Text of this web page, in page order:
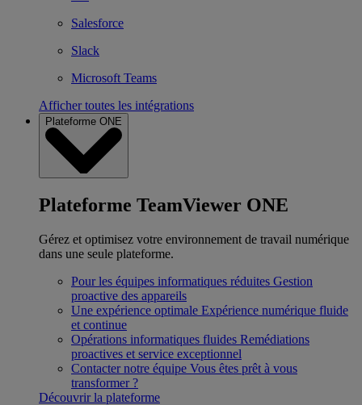
Salesforce
Slack
Microsoft Teams
Afficher toutes les intégrations
Plateforme ONE
Plateforme TeamViewer ONE
Gérez et optimisez votre environnement de travail numérique
dans une seule plateforme.
Pour les équipes informatiques réduites Gestion
proactive des appareils
Une expérience optimale Expérience numérique fluide
et continue
Opérations informatiques fluides Remédiations
proactives et service exceptionnel
Contacter notre équipe Vous êtes prêt à vous
transformer ?
Découvrir la plateforme